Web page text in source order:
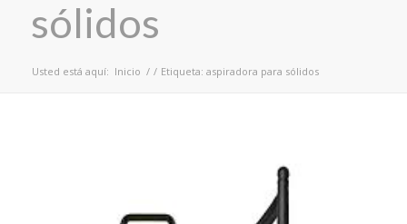
sólidos
Usted está aquí: Inicio / / Etiqueta: aspiradora para sólidos